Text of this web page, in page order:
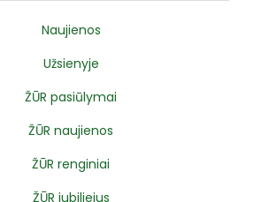
Naujienos
Užsienyje
ŽŪR pasiūlymai
ŽŪR naujienos
ŽŪR renginiai
ŽŪR jubiliejus